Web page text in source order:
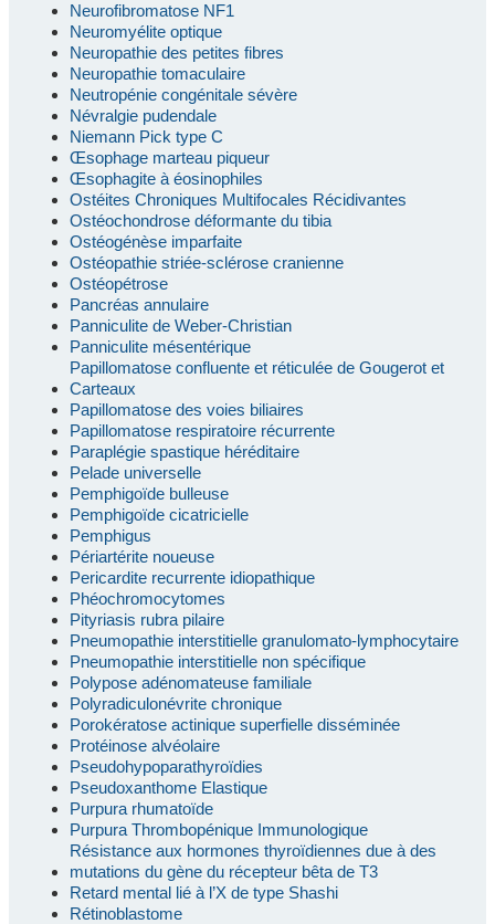
Neurofibromatose NF1
Neuromyélite optique
Neuropathie des petites fibres
Neuropathie tomaculaire
Neutropénie congénitale sévère
Névralgie pudendale
Niemann Pick type C
Œsophage marteau piqueur
Œsophagite à éosinophiles
Ostéites Chroniques Multifocales Récidivantes
Ostéochondrose déformante du tibia
Ostéogénèse imparfaite
Ostéopathie striée-sclérose cranienne
Ostéopétrose
Pancréas annulaire
Panniculite de Weber-Christian
Panniculite mésentérique
Papillomatose confluente et réticulée de Gougerot et
Carteaux
Papillomatose des voies biliaires
Papillomatose respiratoire récurrente
Paraplégie spastique héréditaire
Pelade universelle
Pemphigoïde bulleuse
Pemphigoïde cicatricielle
Pemphigus
Périartérite noueuse
Pericardite recurrente idiopathique
Phéochromocytomes
Pityriasis rubra pilaire
Pneumopathie interstitielle granulomato-lymphocytaire
Pneumopathie interstitielle non spécifique
Polypose adénomateuse familiale
Polyradiculonévrite chronique
Porokératose actinique superfielle disséminée
Protéinose alvéolaire
Pseudohypoparathyroïdies
Pseudoxanthome Elastique
Purpura rhumatoïde
Purpura Thrombopénique Immunologique
Résistance aux hormones thyroïdiennes due à des
mutations du gène du récepteur bêta de T3
Retard mental lié à l’X de type Shashi
Rétinoblastome